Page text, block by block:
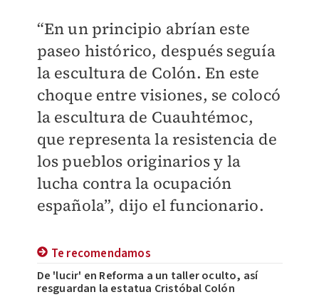
“En un principio abrían este
paseo histórico, después seguía
la escultura de Colón. En este
choque entre visiones, se colocó
la escultura de Cuauhtémoc,
que representa la resistencia de
los pueblos originarios y la
lucha contra la ocupación
española”, dijo el funcionario.
Te recomendamos
De 'lucir' en Reforma a un taller oculto, así
resguardan la estatua Cristóbal Colón